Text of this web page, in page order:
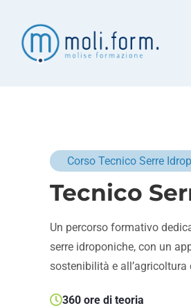
contenuto
Corso Tecnico Serre
Tecnico
Un percorso formativo
serre idroponiche, con un
sostenibilità e all’agricoltura
360 ore di teoria